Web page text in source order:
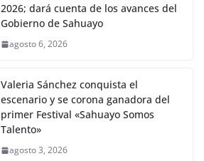
2026; dará cuenta de los avances del
Gobierno de Sahuayo
agosto 6, 2026
Valeria Sánchez conquista el
escenario y se corona ganadora del
primer Festival «Sahuayo Somos
Talento»
agosto 3, 2026